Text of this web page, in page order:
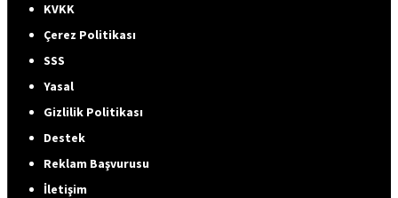
KVKK
Çerez Politikası
SSS
Yasal
Gizlilik Politikası
Destek
Reklam Başvurusu
İletişim